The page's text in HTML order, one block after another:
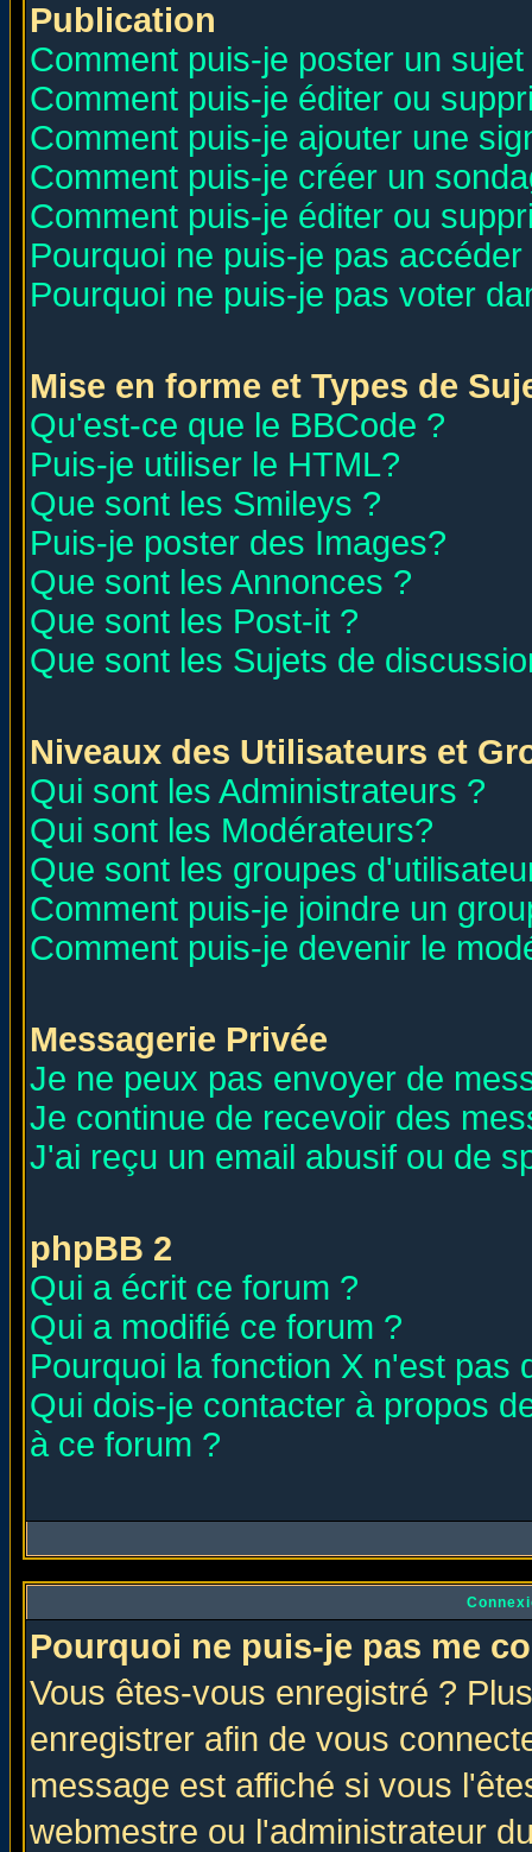
Publication
Comment puis-je poster un
Comment puis-je éditer ou
Comment puis-je ajouter une
Comment puis-je créer un
Comment puis-je éditer ou
Pourquoi ne puis-je pas
Pourquoi ne puis-je pas voter
Mise en forme et Types de
Qu'est-ce que le BBCode ?
Puis-je utiliser le HTML?
Que sont les Smileys ?
Puis-je poster des Images?
Que sont les Annonces ?
Que sont les Post-it ?
Que sont les Sujets de
Niveaux des Utilisateurs et
Qui sont les Administrateurs ?
Qui sont les Modérateurs?
Que sont les groupes
Comment puis-je joindre un
Comment puis-je devenir le
Messagerie Privée
Je ne peux pas envoyer de
Je continue de recevoir des
J'ai reçu un email abusif ou de
phpBB 2
Qui a écrit ce forum ?
Qui a modifié ce forum ?
Pourquoi la fonction X n'est pas
Qui dois-je contacter à propos
à ce forum ?
Pourquoi ne puis-je pas me
Vous êtes-vous enregistré ?
enregistrer afin de vous
message est affiché si vous
webmestre ou l'administrateur